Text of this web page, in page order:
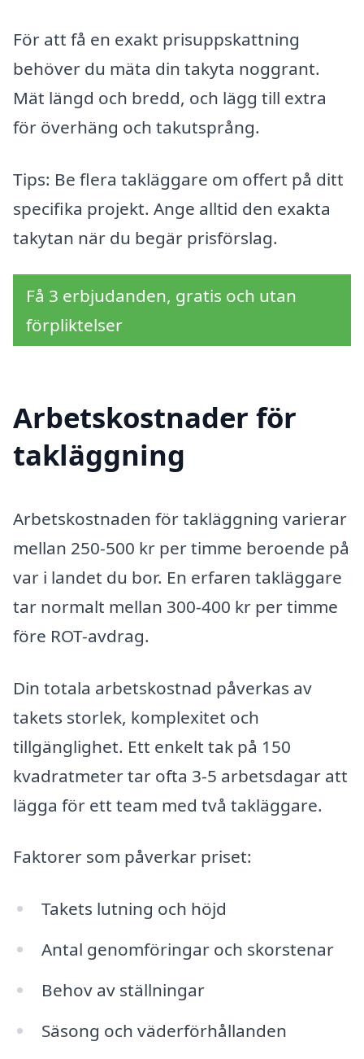
För att få en exakt prisuppskattning
behöver du mäta din takyta noggrant.
Mät längd och bredd, och lägg till extra
för överhäng och takutsprång.
Tips: Be flera takläggare om offert på ditt
specifika projekt. Ange alltid den exakta
takytan när du begär prisförslag.
Få 3 erbjudanden, gratis och utan
förpliktelser
Arbetskostnader för
takläggning
Arbetskostnaden för takläggning varierar
mellan 250-500 kr per timme beroende på
var i landet du bor. En erfaren takläggare
tar normalt mellan 300-400 kr per timme
före ROT-avdrag.
Din totala arbetskostnad påverkas av
takets storlek, komplexitet och
tillgänglighet. Ett enkelt tak på 150
kvadratmeter tar ofta 3-5 arbetsdagar att
lägga för ett team med två takläggare.
Faktorer som påverkar priset:
Takets lutning och höjd
Antal genomföringar och skorstenar
Behov av ställningar
Säsong och väderförhållanden